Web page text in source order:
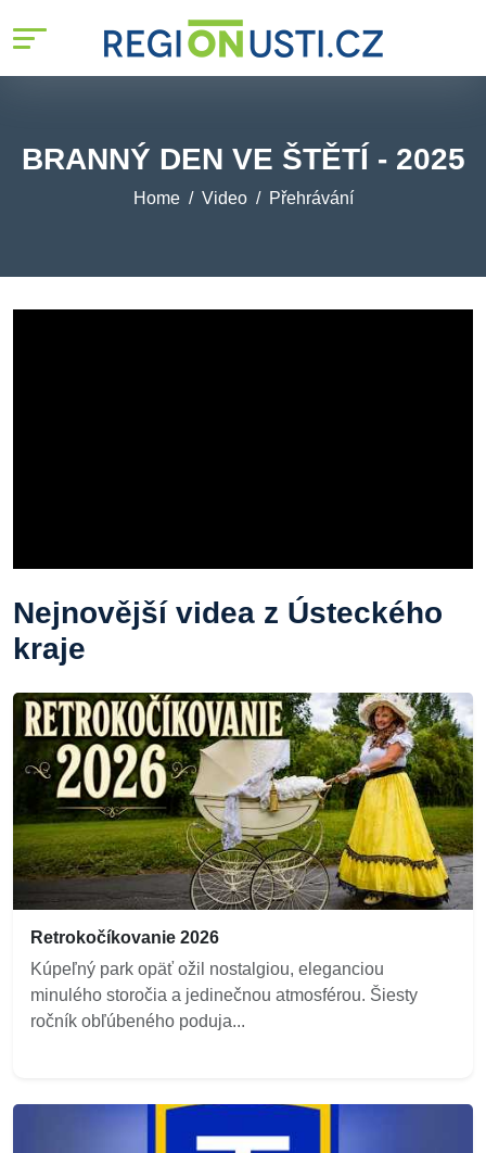
BRANNÝ DEN VE ŠTĚTÍ - 2025
Home Video Přehrávání
Nejnovější videa z Ústeckého
kraje
Retrokočíkovanie 2026
Kúpeľný park opäť ožil nostalgiou, eleganciou
minulého storočia a jedinečnou atmosférou. Šiesty
ročník obľúbeného poduja...